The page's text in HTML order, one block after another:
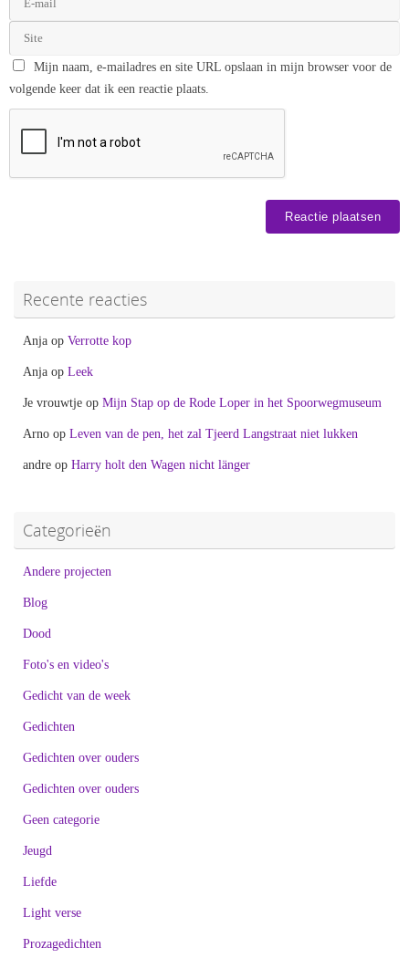
Mijn naam, e-mailadres en site URL opslaan in mijn browser voor de
volgende keer dat ik een reactie plaats.
Recente reacties
Anja op Verrotte kop
Anja op Leek
Je vrouwtje op Mijn Stap op de Rode Loper in het Spoorwegmuseum
Arno op Leven van de pen, het zal Tjeerd Langstraat niet lukken
andre op Harry holt den Wagen nicht länger
Categorieën
Andere projecten
Blog
Dood
Foto's en video's
Gedicht van de week
Gedichten
Gedichten over ouders
Gedichten over ouders
Geen categorie
Jeugd
Liefde
Light verse
Prozagedichten